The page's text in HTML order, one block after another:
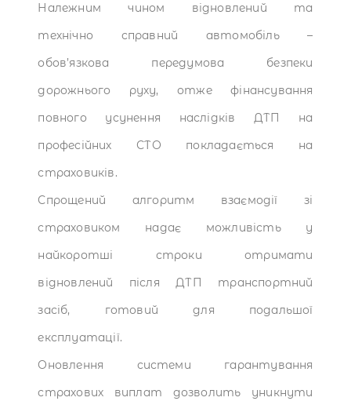
Належним чином відновлений та
технічно справний автомобіль –
обов’язкова передумова безпеки
дорожнього руху, отже фінансування
повного усунення наслідків ДТП на
професійних СТО покладається на
страховиків.
Спрощений алгоритм взаємодії зі
страховиком надає можливість у
найкоротші строки отримати
відновлений після ДТП транспортний
засіб, готовий для подальшої
експлуатації.
Оновлення системи гарантування
страхових виплат дозволить уникнути